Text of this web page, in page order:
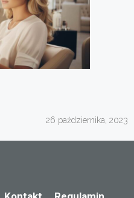
26 października, 2023